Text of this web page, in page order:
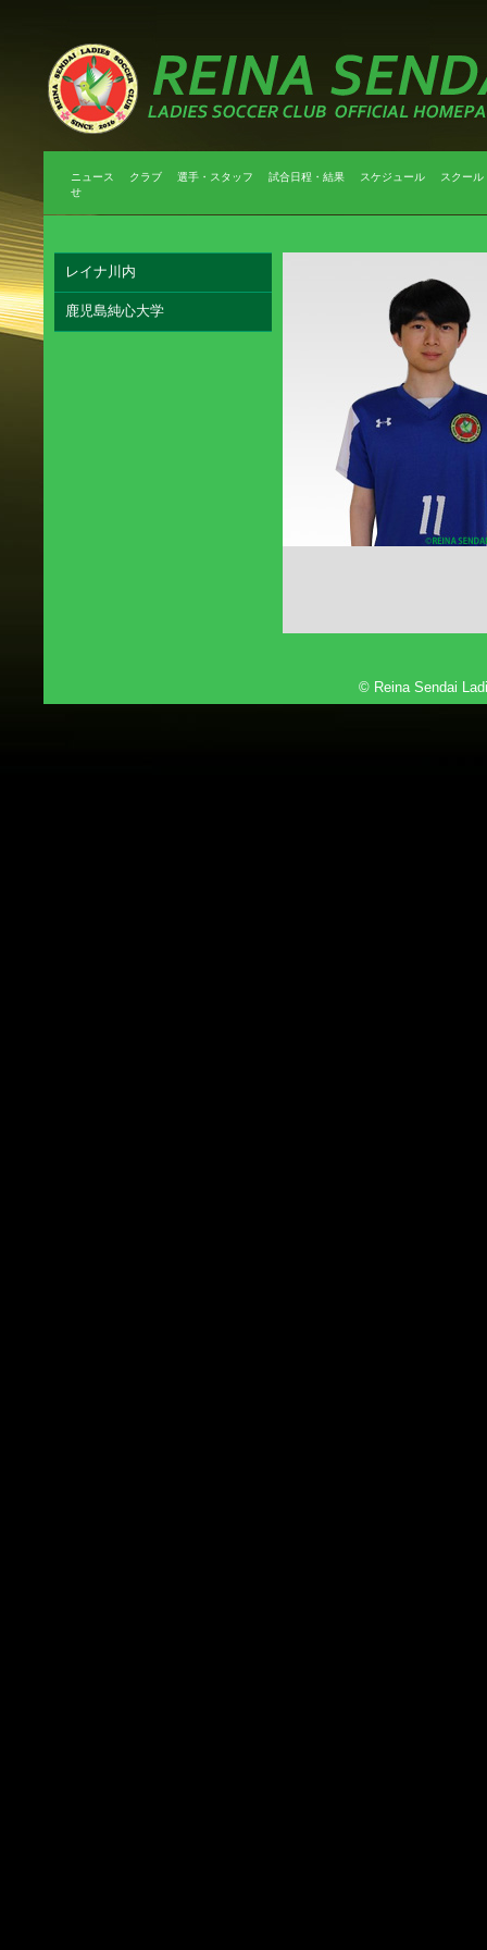
ニュース クラブ 選手・スタッフ 試合日程・結果 スケジュール
スクール
せ
レイナ川内
鹿児島純心大学
© Reina Sendai